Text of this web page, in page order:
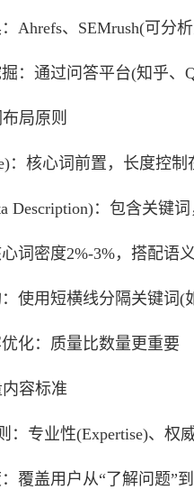
Ahrefs、SEMrush(可分
：通过问答平台(知乎、
局原则
：核心词前置，长度控制
Description)：包含关键
词密度2%-3%，搭配语
使用短横线分隔关键词(
化：质量比数量更重要
容标准
：专业性(Expertise)、权
覆盖用户从“了解问题”